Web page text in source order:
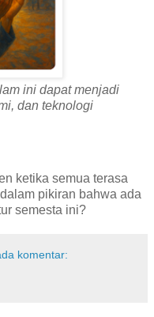
ini dapat menjadi
dan teknologi
ketika semua terasa
pikiran bahwa ada
semesta ini?
komentar: